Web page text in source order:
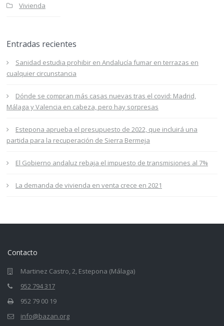
Vivienda
Entradas recientes
Sanidad estudia prohibir en Andalucía fumar en terrazas en
cualquier circunstancia
Dónde se compran más casas nuevas tras el covid: Madrid,
Málaga y Valencia en cabeza, pero hay sorpresas
Estepona aprueba el presupuesto de 2022, que incluirá una
partida para la recuperación de Sierra Bermeja
El Gobierno andaluz rebaja el impuesto de transmisiones al 7%
La demanda de vivienda en venta crece en 2021
Contacto
Martinez Castro, 2, Estepona (Málaga)
952 794 317
952 79 00 19
info@bazan.org